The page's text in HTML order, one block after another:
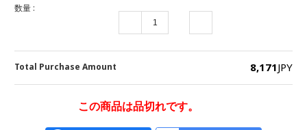
数量 :
Total Purchase Amount 8,171JPY
この商品は品切れです。